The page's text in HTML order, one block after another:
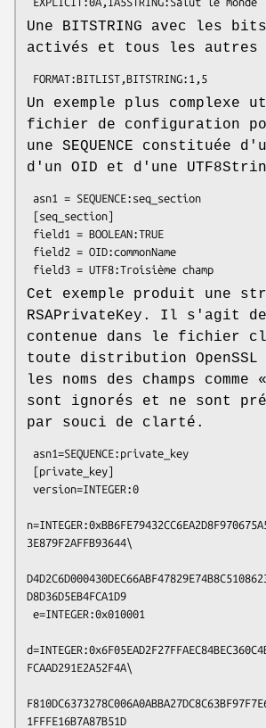
Une BITSTRING avec les
activés et tous les autres
Un exemple plus complexe
fichier de configuration
une SEQUENCE constituée
d'un OID et d'une
Cet exemple produit une
RSAPrivateKey. Il s'agit
contenue dans le fichier
toute distribution OpenSSL
les noms des champs
sont ignorés et ne sont
par souci de clarté.
3E879F2AFFB93644\
D8D36D5EB4FCA1D9
FCAAD291E2A52F4A\
1FFFE16B7A87B51D